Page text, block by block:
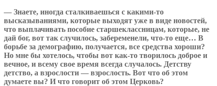
— Знаете, иногда сталкиваешься с какими-то
высказываниями, которые выходят уже в виде новостей,
что выплачивать пособие старшеклассницам, которые, не
дай бог, вот так случилось, забеременели, что-то еще… В
борьбе за демографию, получается, все средства хороши?
Но мне бы хотелось, чтобы вот как-то творилось доброе и
вечное, и всему свое время всегда случалось. Детству
детство, а взрослости — взрослость. Вот что об этом
думаете вы? И что говорит об этом Церковь?